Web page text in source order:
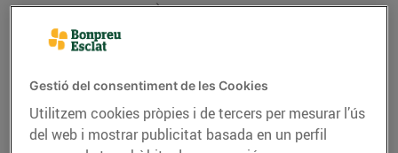
CONSELLS I HÀBITS SALUDABLES
Xai, carn de festa
20/de gener/2020
Amb una carn tendra i un gust inconfusible, el xai
Gestió del consentiment de les Cookies
Utilitzem cookies pròpies i de tercers per mesurar l’ús
del web i mostrar publicitat basada en un perfil